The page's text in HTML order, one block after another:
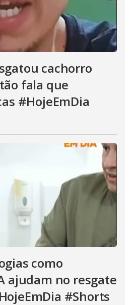
cachorro
fala que
#HojeEmDia
como
ajudam no resgate
#Shorts